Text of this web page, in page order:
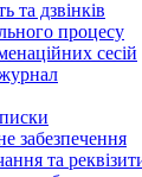
та дзвінків
процесу
сесій
забезпечення
та